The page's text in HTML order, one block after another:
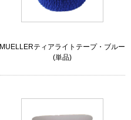
MUELLERティアライトテープ・ブルー
(単品)